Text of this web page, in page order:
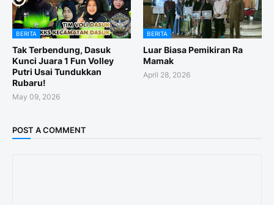
BERITA
Tak Terbendung, Dasuk
Kunci Juara 1 Fun Volley
Putri Usai Tundukkan
Rubaru!
May 09, 2026
BERITA
Luar Biasa Pemikiran Ra
Mamak
April 28, 2026
POST A COMMENT